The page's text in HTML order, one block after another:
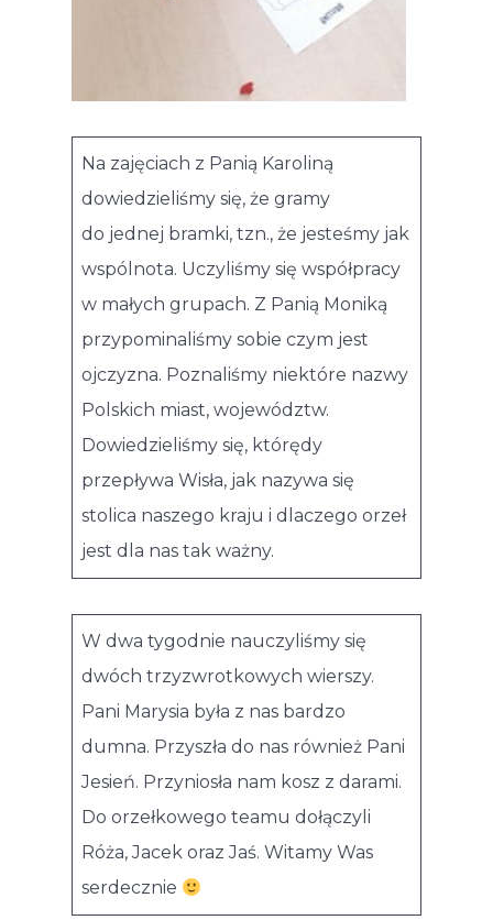
Na zajęciach z Panią Karoliną
dowiedzieliśmy się, że gramy
do jednej bramki, tzn., że jesteśmy jak
wspólnota. Uczyliśmy się współpracy
w małych grupach. Z Panią Moniką
przypominaliśmy sobie czym jest
ojczyzna. Poznaliśmy niektóre nazwy
Polskich miast, województw.
Dowiedzieliśmy się, którędy
przepływa Wisła, jak nazywa się
stolica naszego kraju i dlaczego orzeł
jest dla nas tak ważny.
W dwa tygodnie nauczyliśmy się
dwóch trzyzwrotkowych wierszy.
Pani Marysia była z nas bardzo
dumna. Przyszła do nas również Pani
Jesień. Przyniosła nam kosz z darami.
Do orzełkowego teamu dołączyli
Róża, Jacek oraz Jaś. Witamy Was
serdecznie